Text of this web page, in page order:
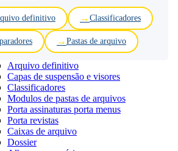
definitivo Classificadores
Pastas de arquivo
Arquivo definitivo
Capas de suspensão e visores
Classificadores
Modulos de pastas de arquivos
Porta assinaturas porta menus
Porta revistas
Caixas de arquivo
Dossier